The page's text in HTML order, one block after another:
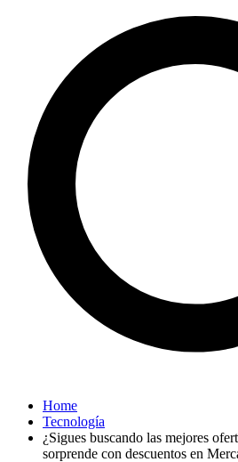
Home
Tecnología
¿Sigues buscando las mejores
sorprende con descuentos en